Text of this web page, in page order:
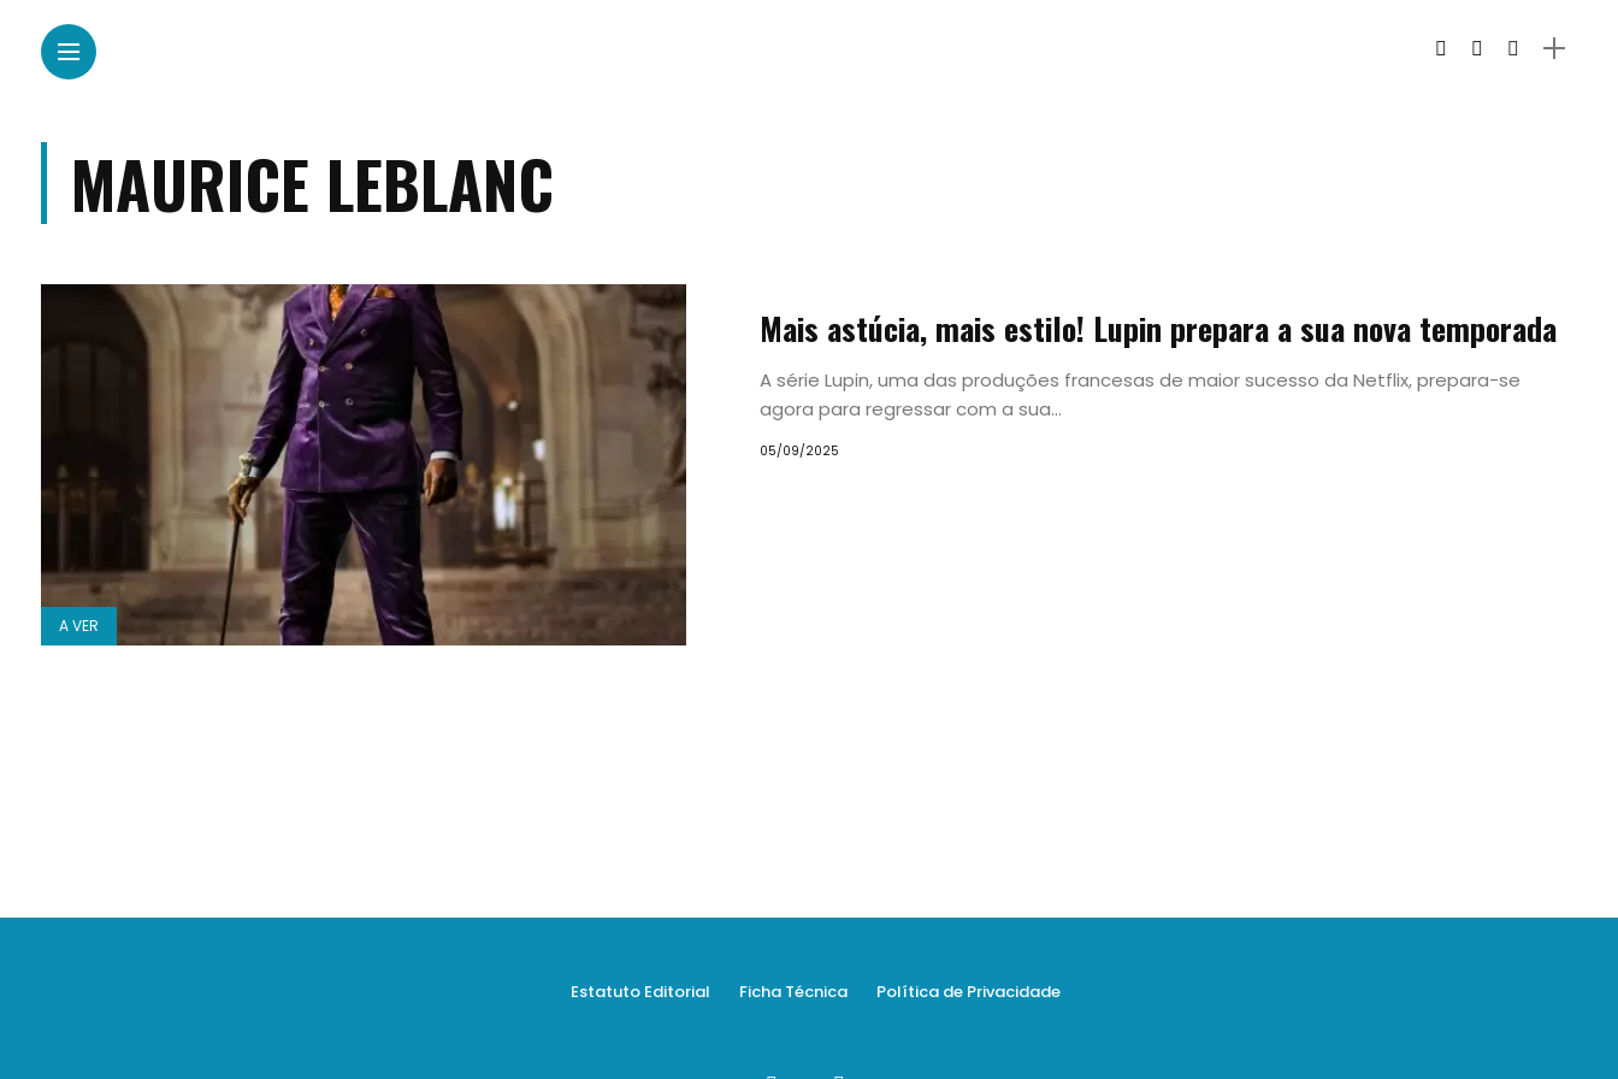
Experiências
MAURICE LEBLANC
A VER
Mais astúcia, mais estilo! Lupin prepara a sua nova temporada
A série Lupin, uma das produções francesas de maior sucesso da Netflix, prepara-se
agora para regressar com a sua...
05/09/2025
Estatuto Editorial Ficha Técnica Política de Privacidade